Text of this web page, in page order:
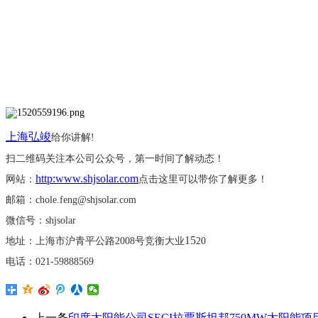
上海弘竣给你讲解!
扫二维码关注本公司公众号，第一时间了解动态！
网站： http:www.shjsolar.com点击这里可以带你了解更多！
邮箱： chole.feng@shjsolar.com
微信号： shjsolar
地址：上海市沪青平公路2008号竞衡大业1520
电话： 021-59888569